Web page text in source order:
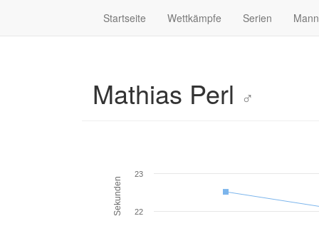
Startseite Wettkämpfe Serien
Mathias Perl ♂
Sekunden 22
23